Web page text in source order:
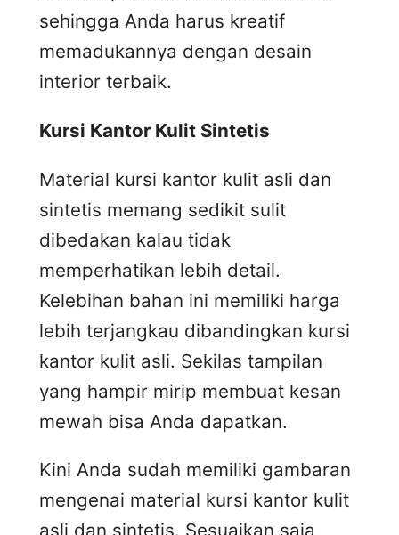
sehingga Anda harus kreatif
memadukannya dengan desain
interior terbaik.
Kursi Kantor Kulit Sintetis
Material kursi kantor kulit asli dan
sintetis memang sedikit sulit
dibedakan kalau tidak
memperhatikan lebih detail.
Kelebihan bahan ini memiliki harga
lebih terjangkau dibandingkan kursi
kantor kulit asli. Sekilas tampilan
yang hampir mirip membuat kesan
mewah bisa Anda dapatkan.
Kini Anda sudah memiliki gambaran
mengenai material kursi kantor kulit
asli dan sintetis. Sesuaikan saja